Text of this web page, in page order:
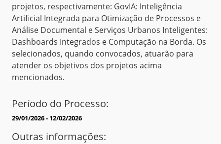
projetos, respectivamente: GovIA: Inteligência
Artificial Integrada para Otimização de Processos e
Análise Documental e Serviços Urbanos Inteligentes:
Dashboards Integrados e Computação na Borda. Os
selecionados, quando convocados, atuarão para
atender os objetivos dos projetos acima
mencionados.
Período do Processo:
29/01/2026 - 12/02/2026
Outras informações: